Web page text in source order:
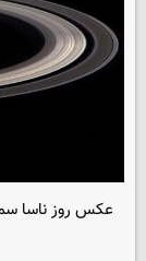
عکس روز ناسا